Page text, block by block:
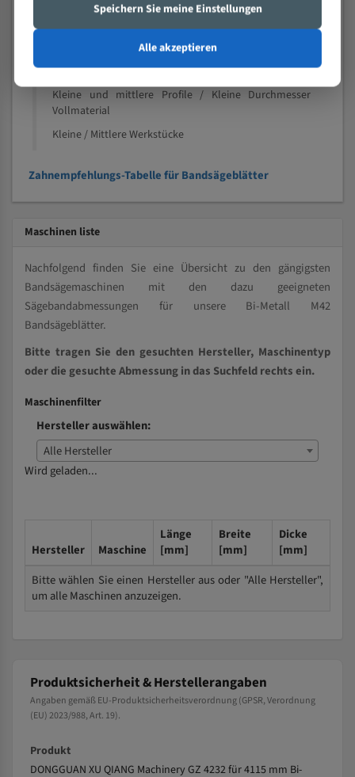
Speziell entwickelt für Profile / Rohre
Kleine und mittlere Profile / Kleine Durchmesser
Vollmaterial
Kleine / Mittlere Werkstücke
Zahnempfehlungs-Tabelle für Bandsägeblätter
Maschinen liste
Nachfolgend finden Sie eine Übersicht zu den gängigsten
Bandsägemaschinen mit den dazu geeigneten
Sägebandabmessungen für unsere Bi-Metall M42
Bandsägeblätter.
Bitte tragen Sie den gesuchten Hersteller, Maschinentyp
oder die gesuchte Abmessung in das Suchfeld rechts ein.
Maschinenfilter
Hersteller auswählen:
Alle Hersteller
Wird geladen...
Hersteller Maschine
Länge
[mm]
Breite
[mm]
Dicke
[mm]
Bitte wählen Sie einen Hersteller aus oder "Alle Hersteller",
um alle Maschinen anzuzeigen.
Produktsicherheit & Herstellerangaben
Angaben gemäß EU-Produktsicherheitsverordnung (GPSR, Verordnung
(EU) 2023/988, Art. 19).
Produkt
DONGGUAN XU QIANG Machinery GZ 4232 für 4115 mm Bi-
Speichern Sie meine Einstellungen
Alle akzeptieren